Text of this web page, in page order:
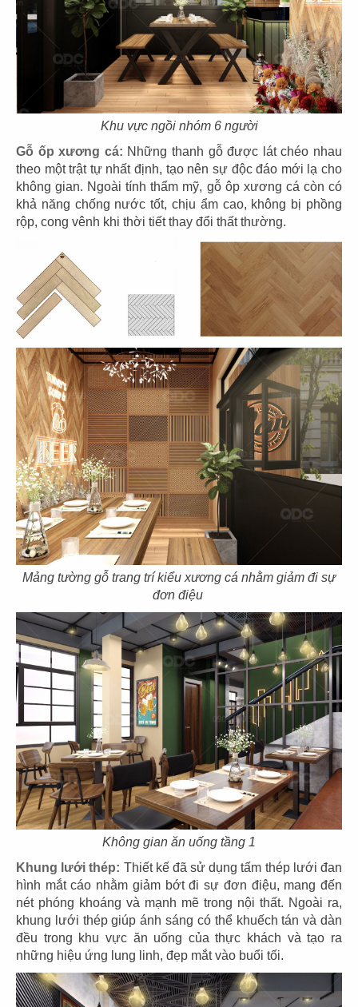
Khu vực ngồi nhóm 6 người
Gỗ ốp xương cá: Những thanh gỗ được lát chéo nhau
theo một trật tự nhất định, tạo nên sự độc đáo mới lạ cho
không gian. Ngoài tính thẩm mỹ, gỗ ôp xương cá còn có
khả năng chống nước tốt, chịu ẩm cao, không bị phồng
rộp, cong vênh khi thời tiết thay đổi thất thường.
Mảng tường gỗ trang trí kiểu xương cá nhằm giảm đi sự
đơn điệu
Không gian ăn uống tầng 1
Khung lưới thép: Thiết kế đã sử dụng tấm thép lưới đan
hình mắt cáo nhằm giảm bớt đi sự đơn điệu, mang đến
nét phóng khoáng và mạnh mẽ trong nội thất. Ngoài ra,
khung lưới thép giúp ánh sáng có thể khuếch tán và dàn
đều trong khu vực ăn uống của thực khách và tạo ra
những hiệu ứng lung linh, đẹp mắt vào buổi tối.
THIẾT KẾ NHÀ HÀNG VIỆT SÀI GÒN
XƯA CANADA
Chủ đầu tư: Công ty TNHH Hong Trinh
Diện tích: 410m2
Địa điểm: Canada
CHI TIẾT
THIẾT KẾ NHÀ HÀNG CHAY MANI
Chủ đầu tư: Công ty TNHH NH Mani
Địa điểm: 17 Hoa Mai, P2, Q. Phú Nhuận, TP.HCM.
Diện tích: 220m2
CHI TIẾT
THIẾT KẾ THI CÔNG NHÀ HÀNG THÁI
SIAM
Chủ đầu tư: Công ty TNHH Siam Food
Diện tích: 305m2
Địa điểm: 411 Trần Hưng Đạo, P.11, Q.5, TP.HCM
CHI TIẾT